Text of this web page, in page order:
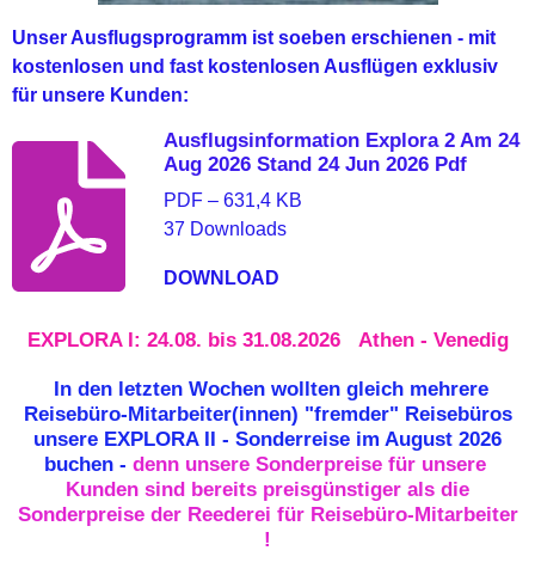
Unser Ausflugsprogramm ist soeben erschienen - mit
kostenlosen und fast kostenlosen Ausflügen exklusiv
für unsere Kunden:
Ausflugsinformation Explora 2 Am 24
Aug 2026 Stand 24 Jun 2026 Pdf
PDF – 631,4 KB
37 Downloads
DOWNLOAD
EXPLORA I: 24.08. bis 31.08.2026 Athen - Venedig
In den letzten Wochen wollten gleich mehrere
Reisebüro-Mitarbeiter(innen) "fremder" Reisebüros
unsere EXPLORA II - Sonderreise im August 2026
buchen - denn unsere Sonderpreise für unsere
Kunden sind bereits preisgünstiger als die
Sonderpreise der Reederei für Reisebüro-Mitarbeiter
!